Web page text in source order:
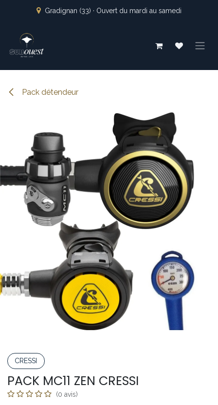
Se rendre au contenu
Gradignan (33) · Ouvert du mardi au samedi
Pack détendeur
CRESSI
PACK MC11 ZEN CRESSI
(0 avis)